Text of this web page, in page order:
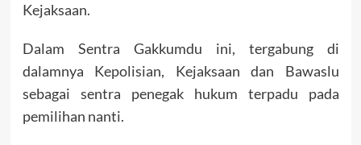
Kejaksaan.
Dalam Sentra Gakkumdu ini, tergabung di
dalamnya Kepolisian, Kejaksaan dan Bawaslu
sebagai sentra penegak hukum terpadu pada
pemilihan nanti.